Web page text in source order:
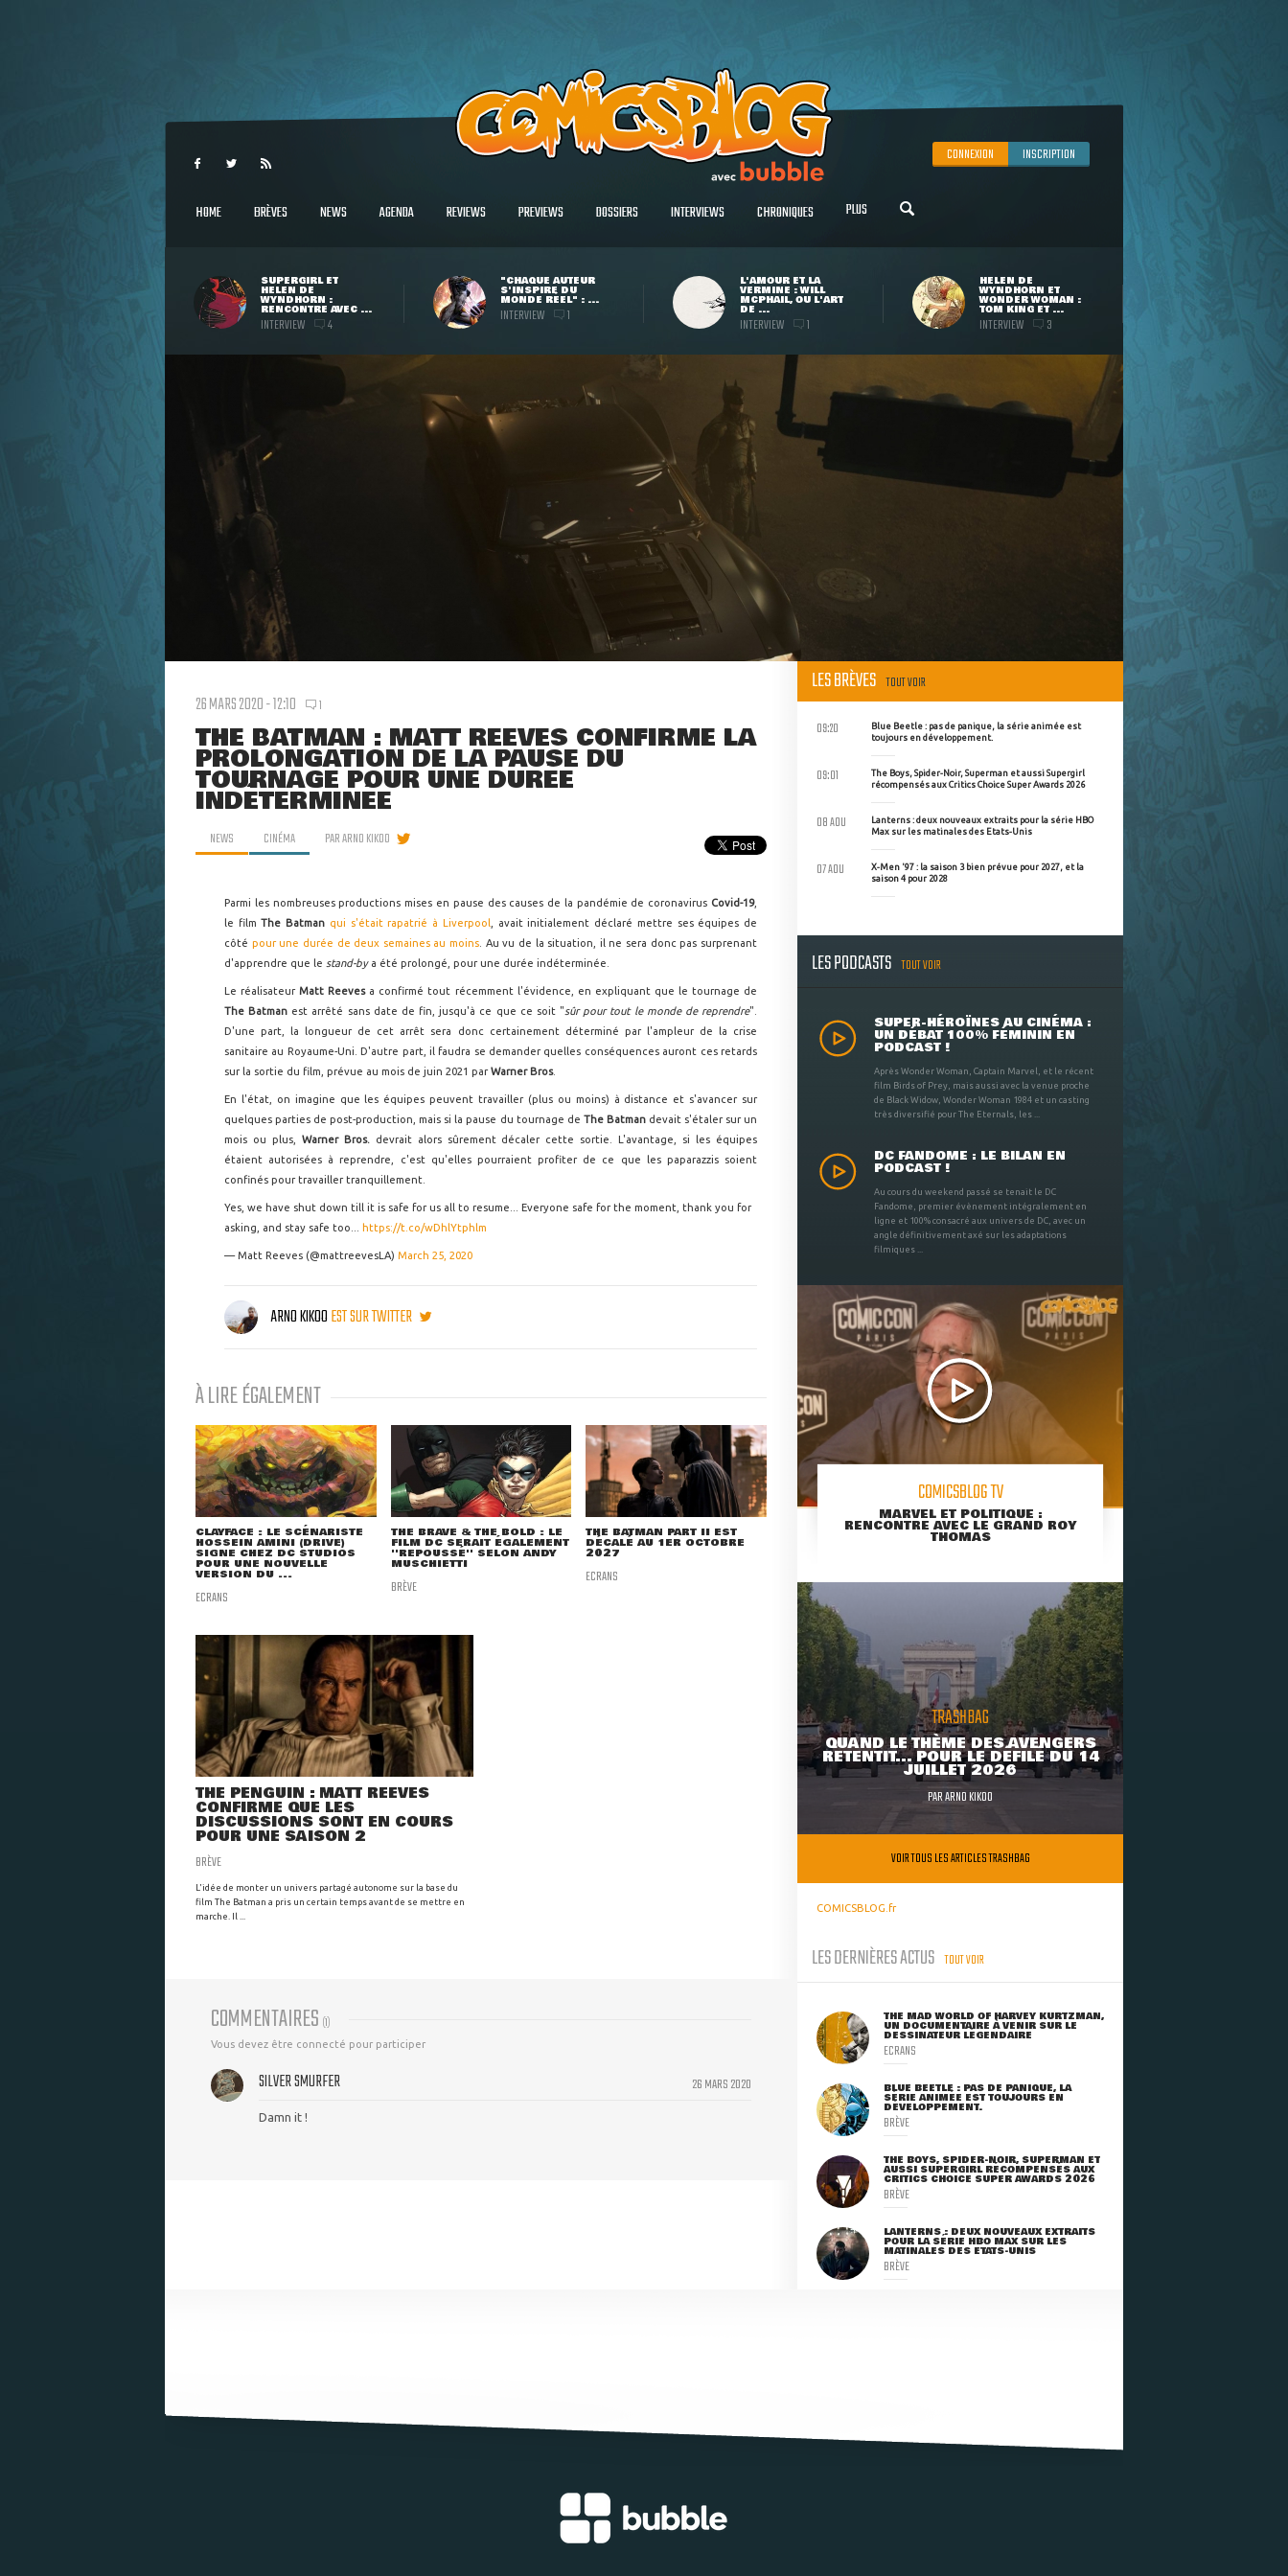
CONNEXION INSCRIPTION
HOME BRÈVES NEWS AGENDA REVIEWS PREVIEWS DOSSIERS INTERVIEWS CHRONIQUES PLUS
SUPERGIRL ET
HELEN DE
WYNDHORN :
RENCONTRE AVEC ...
INTERVIEW 4
"CHAQUE AUTEUR
S'INSPIRE DU
MONDE RÉEL" : ...
INTERVIEW 1
L'AMOUR ET LA
VERMINE : WILL
MCPHAIL, OU L'ART
DE ...
INTERVIEW 1
HELEN DE
WYNDHORN ET
WONDER WOMAN :
TOM KING ET ...
INTERVIEW 3
26 MARS 2020 - 12:10 1
THE BATMAN : MATT REEVES CONFIRME LA
PROLONGATION DE LA PAUSE DU
TOURNAGE POUR UNE DURÉE
INDÉTERMINÉE
NEWS CINÉMA PARARNO KIKOO
Parmi les nombreuses productions mises en pause des causes de la pandémie de coronavirus Covid-19,
le filmThe Batman qui s'était rapatrié à Liverpool , avait initialement déclaré mettre ses équipes de
côté pour une durée de deux semaines au moins . Au vu de la situation, il ne sera donc pas surprenant
d'apprendre que le stand-by a été prolongé, pour une durée indéterminée.
Le réalisateurMatt Reeves a confirmé tout récemment l'évidence, en expliquant que le tournage de
The Batman est arrêté sans date de fin, jusqu'à ce que ce soit "sûr pour tout le monde de reprendre".
D'une part, la longueur de cet arrêt sera donc certainement déterminé par l'ampleur de la crise
sanitaire au Royaume-Uni. D'autre part, il faudra se demander quelles conséquences auront ces retards
sur la sortie du film, prévue au mois de juin 2021 parWarner Bros.
En l'état, on imagine que les équipes peuvent travailler (plus ou moins) à distance et s'avancer sur
quelques parties de post-production, mais si la pause du tournage de The Batman devait s'étaler sur un
mois ou plus, Warner Bros.
devrait alors sûrement décaler cette sortie. L'avantage, si les équipes
étaient autorisées à reprendre, c'est qu'elles pourraient profiter de ce que les paparazzis soient
confinés pour travailler tranquillement.
Yes, we have shut down till it is safe for us all to resume... Everyone safe for the moment, thank you for
asking, and stay safe too... https://t.co/wDhlYtphlm
— Matt Reeves (@mattreevesLA) March 25, 2020
ARNO KIKOOEST SUR TWITTER
À LIRE ÉGALEMENT
CLAYFACE : LE SCÉNARISTE
HOSSEIN AMINI (DRIVE)
SIGNE CHEZ DC STUDIOS
POUR UNE NOUVELLE
VERSION DU ...
ECRANS
THE BRAVE & THE BOLD : LE
FILM DC SERAIT ÉGALEMENT
''REPOUSSÉ'' SELON ANDY
MUSCHIETTI
BRÈVE
THE BATMAN PART II EST
DÉCALÉ AU 1ER OCTOBRE
2027
ECRANS
THE PENGUIN : MATT REEVES
CONFIRME QUE LES
DISCUSSIONS SONT EN COURS
POUR UNE SAISON 2
BRÈVE
L'idée de monter un univers partagé autonome sur la base du
film The Batman a pris un certain temps avant de se mettre en
marche. Il ...
COMMENTAIRES (1)
Vous devez être connecté pour participer
26 MARS 2020
SILVER SMURFER
Damn it !
LES BRÈVES TOUT VOIR
Blue Beetle : pas de panique, la série animée est
toujours en développement.
09:20
The Boys, Spider-Noir, Superman et aussi Supergirl
récompensés aux Critics Choice Super Awards 2026
09:01
Lanterns : deux nouveaux extraits pour la série HBO
Max sur les matinales des Etats-Unis
08 AOU
X-Men '97 : la saison 3 bien prévue pour 2027, et la
saison 4 pour 2028
07 AOU
LES PODCASTS TOUT VOIR
SUPER-HÉROÏNES AU CINÉMA :
UN DÉBAT 100% FÉMININ EN
PODCAST !
Après Wonder Woman, Captain Marvel, et le récent
film Birds of Prey, mais aussi avec la venue proche
de Black Widow, Wonder Woman 1984 et un casting
très diversifié pour The Eternals, les ...
DC FANDOME : LE BILAN EN
PODCAST !
Au cours du weekend passé se tenait le DC
Fandome, premier évènement intégralement en
ligne et 100% consacré aux univers de DC, avec un
angle définitivement axé sur les adaptations
filmiques ...
COMICSBLOG TV
MARVEL ET POLITIQUE :
RENCONTRE AVEC LE GRAND ROY
THOMAS
TRASHBAG
QUAND LE THÈME DES AVENGERS
RETENTIT... POUR LE DÉFILÉ DU 14
JUILLET 2026
PARARNO KIKOO
VOIR TOUS LES ARTICLES TRASHBAG
COMICSBLOG.fr
LES DERNIÈRES ACTUS TOUT VOIR
THE MAD WORLD OF HARVEY KURTZMAN,
UN DOCUMENTAIRE À VENIR SUR LE
DESSINATEUR LÉGENDAIRE
ECRANS
BLUE BEETLE : PAS DE PANIQUE, LA
SÉRIE ANIMÉE EST TOUJOURS EN
DÉVELOPPEMENT.
BRÈVE
THE BOYS, SPIDER-NOIR, SUPERMAN ET
AUSSI SUPERGIRL RÉCOMPENSÉS AUX
CRITICS CHOICE SUPER AWARDS 2026
BRÈVE
LANTERNS : DEUX NOUVEAUX EXTRAITS
POUR LA SÉRIE HBO MAX SUR LES
MATINALES DES ETATS-UNIS
BRÈVE